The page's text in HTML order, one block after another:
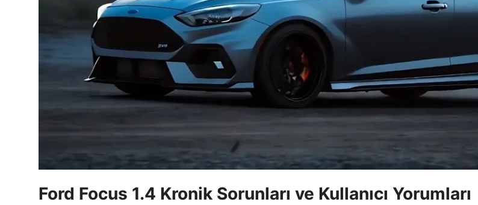
Aydınlatma & Görüş
Ford Focus 1.4 Kronik Sorunları ve Kullanıcı Yorumları